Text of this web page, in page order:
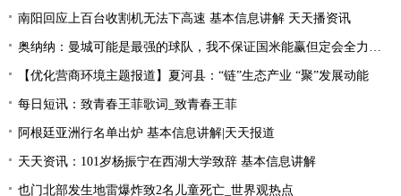
南阳回应上百台收割机无法下高速 基本信息讲解 天天播资讯
奥纳纳：曼城可能是最强的球队，我不保证国米能赢但定会全力以赴|环球最新
【优化营商环境主题报道】夏河县：“链”生态产业 “聚”发展动能
每日短讯：致青春王菲歌词_致青春王菲
阿根廷亚洲行名单出炉 基本信息讲解|天天报道
天天资讯：101岁杨振宁在西湖大学致辞 基本信息讲解
也门北部发生地雷爆炸致2名儿童死亡_世界观热点